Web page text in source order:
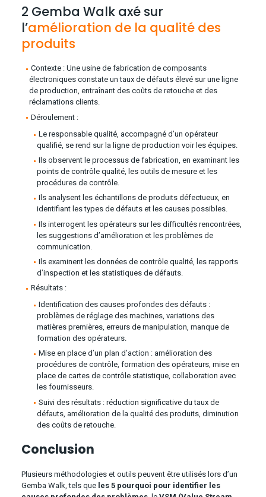
2 Gemba Walk axé sur
l’amélioration de la qualité des
produits
Contexte : Une usine de fabrication de composants
électroniques constate un taux de défauts élevé sur une ligne
de production, entraînant des coûts de retouche et des
réclamations clients.
Déroulement :
Le responsable qualité, accompagné d’un opérateur
qualifié, se rend sur la ligne de production voir les équipes.
Ils observent le processus de fabrication, en examinant les
points de contrôle qualité, les outils de mesure et les
procédures de contrôle.
Ils analysent les échantillons de produits défectueux, en
identifiant les types de défauts et les causes possibles.
Ils interrogent les opérateurs sur les difficultés rencontrées,
les suggestions d’amélioration et les problèmes de
communication.
Ils examinent les données de contrôle qualité, les rapports
d’inspection et les statistiques de défauts.
Résultats :
Identification des causes profondes des défauts :
problèmes de réglage des machines, variations des
matières premières, erreurs de manipulation, manque de
formation des opérateurs.
Mise en place d’un plan d’action : amélioration des
procédures de contrôle, formation des opérateurs, mise en
place de cartes de contrôle statistique, collaboration avec
les fournisseurs.
Suivi des résultats : réduction significative du taux de
défauts, amélioration de la qualité des produits, diminution
des coûts de retouche.
Conclusion
Plusieurs méthodologies et outils peuvent être utilisés lors d’un
Gemba Walk, tels que les 5 pourquoi pour identifier les